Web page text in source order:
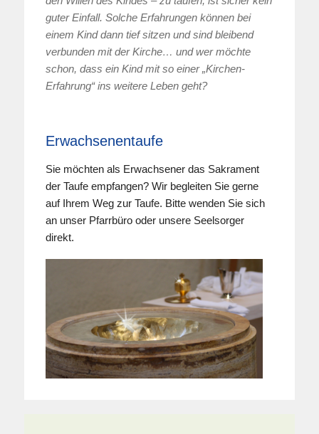
guter Einfall. Solche Erfahrungen können bei
einem Kind dann tief sitzen und sind bleibend
verbunden mit der Kirche… und wer möchte
schon, dass ein Kind mit so einer „Kirchen-
Erfahrung“ ins weitere Leben geht?
Erwachsenentaufe
Sie möchten als Erwachsener das Sakrament
der Taufe empfangen? Wir begleiten Sie gerne
auf Ihrem Weg zur Taufe. Bitte wenden Sie sich
an unser Pfarrbüro oder unsere Seelsorger
direkt.